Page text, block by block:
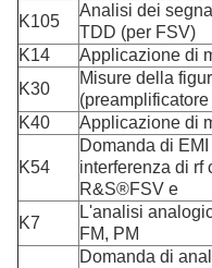
K105
Analisi dei
TDD (per FSV)
K14
Applicazione di
K30
Misure della
K40
Applicazione di
K54
Domanda di
interferenza di rf
R&S®FSV e
K7
L'analisi
FM, PM
Domanda di